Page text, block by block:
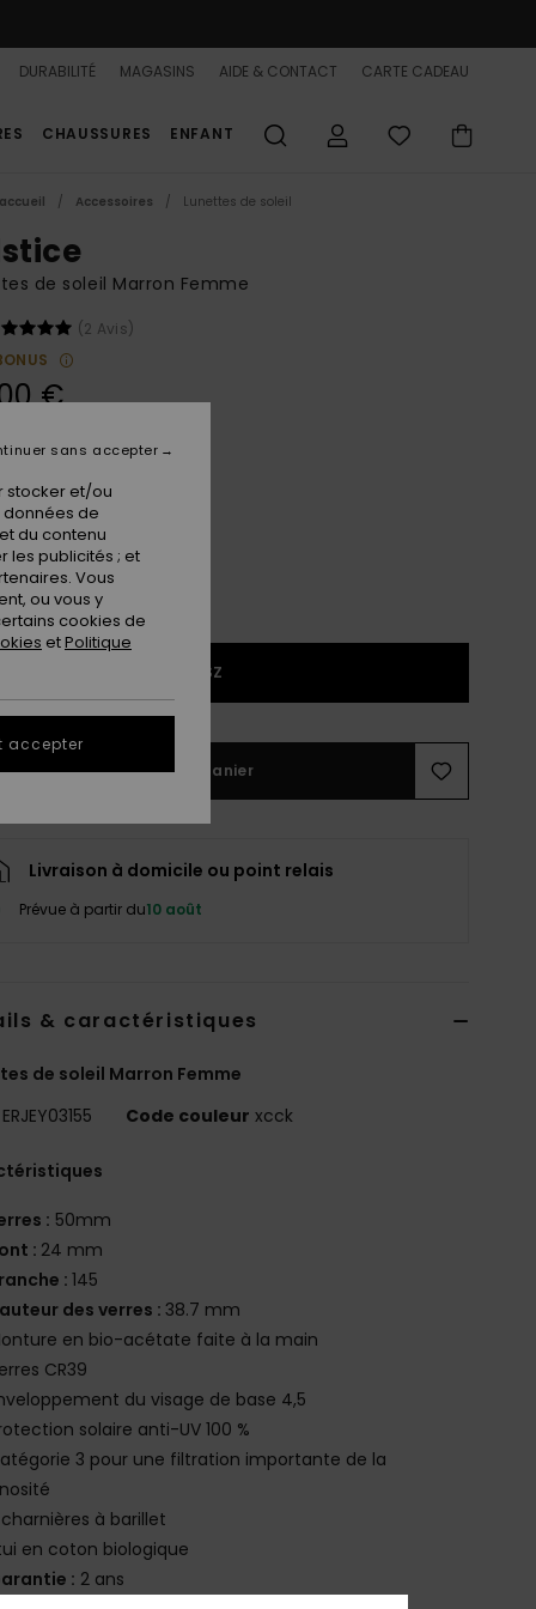
DURABILITÉ MAGASINS AIDE & CONTACT CARTE CADEAU
CHAUSSURES ENFANT
Accessoires Lunettes de soleil
de soleil Marron Femme
(2 Avis)
€
1SZ
Ajouter au panier
Livraison à domicile ou point relais
Prévue à partir du10 août
& caractéristiques
de soleil Marron Femme
ERJEY03155 Code couleur xcck
: 50mm
: 24 mm
:145
des verres :38.7 mm
en bio-acétate faite à la main
CR39
du visage de base 4,5
solaire anti-UV 100 %
3 pour une filtration importante de la
à barillet
en coton biologique
: 2 ans
stocker et/ou
de
du contenu
les publicités ; et
Vous
ou vous y
cookies de
etPolitique
sans accepter
accepter